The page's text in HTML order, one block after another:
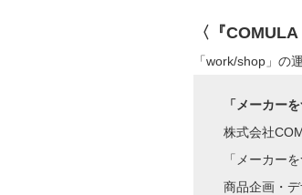
〈『
「work/shop」の
「メーカー
株式会社
「メーカー
商品企画・